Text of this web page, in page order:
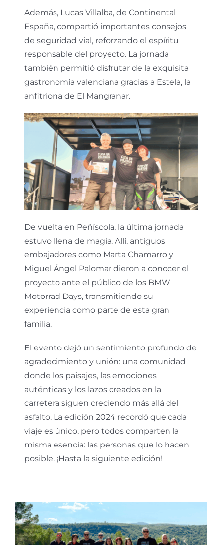
Además, Lucas Villalba, de Continental
España, compartió importantes consejos
de seguridad vial, reforzando el espíritu
responsable del proyecto. La jornada
también permitió disfrutar de la exquisita
gastronomía valenciana gracias a Estela, la
anfitriona de El Mangranar.
De vuelta en Peñíscola, la última jornada
estuvo llena de magia. Allí, antiguos
embajadores como Marta Chamarro y
Miguel Ángel Palomar dieron a conocer el
proyecto ante el público de los BMW
Motorrad Days, transmitiendo su
experiencia como parte de esta gran
familia.
El evento dejó un sentimiento profundo de
agradecimiento y unión: una comunidad
donde los paisajes, las emociones
auténticas y los lazos creados en la
carretera siguen creciendo más allá del
asfalto. La edición 2024 recordó que cada
viaje es único, pero todos comparten la
misma esencia: las personas que lo hacen
posible. ¡Hasta la siguiente edición!